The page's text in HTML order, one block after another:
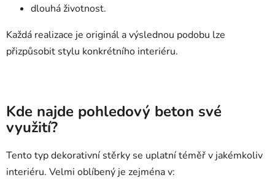
dlouhá životnost.
Každá realizace je originál a výslednou podobu lze
přizpůsobit stylu konkrétního interiéru.
Kde najde pohledový beton své
využití?
Tento typ dekorativní stěrky se uplatní téměř v jakémkoliv
interiéru. Velmi oblíbený je zejména v: